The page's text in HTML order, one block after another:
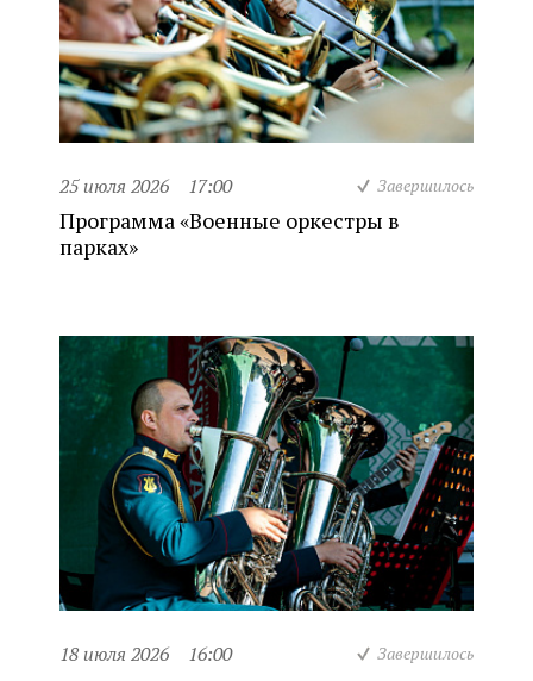
25 июля 2026 17:00 Завершилось
Программа «Военные оркестры в
парках»
18 июля 2026 16:00 Завершилось